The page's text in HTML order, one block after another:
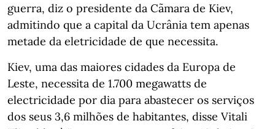
guerra, diz o presidente da Cãmara de Kiev,
admitindo que a capital da Ucrânia tem apenas
metade da eletricidade de que necessita.
Kiev, uma das maiores cidades da Europa de
Leste, necessita de 1.700 megawatts de
electricidade por dia para abastecer os serviços
dos seus 3,6 milhões de habitantes, disse Vitali